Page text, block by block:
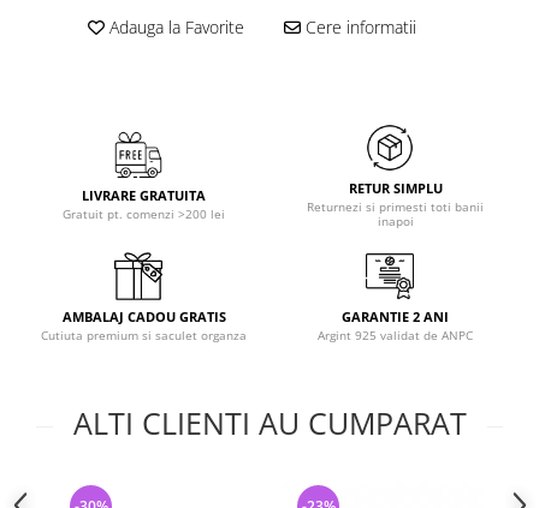
Adauga la Favorite Cere informatii
LIVRARE GRATUITA
Gratuit pt. comenzi >200 lei
RETUR SIMPLU
Returnezi si primesti toti banii
inapoi
AMBALAJ CADOU GRATIS
Cutiuta premium si saculet organza
GARANTIE 2 ANI
Argint 925 validat de ANPC
ALTI CLIENTI AU CUMPARAT